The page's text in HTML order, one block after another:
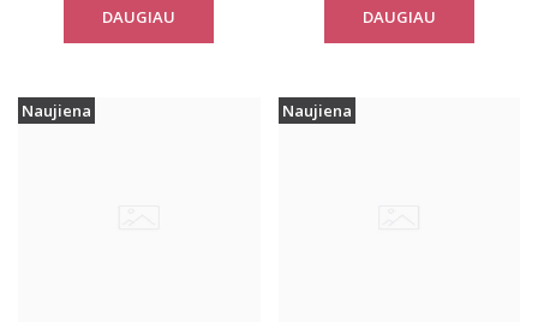
DAUGIAU DAUGIAU
Naujiena Naujiena